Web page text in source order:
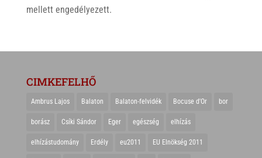
mellett engedélyezett.
CIMKEFELHŐ
Ambrus Lajos Balaton Balaton-felvidék Bocuse d'Or bor
borász Csíki Sándor Eger egészség elhízás
elhízástudomány Erdély eu2011 EU Elnökség 2011